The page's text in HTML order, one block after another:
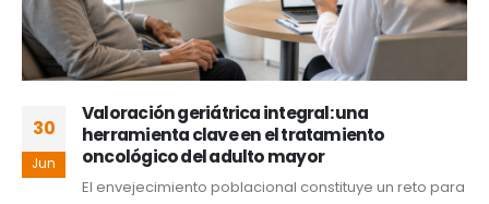
30
Jun
Valoración geriátrica integral: una
herramienta clave en el tratamiento
oncológico del adulto mayor
El envejecimiento poblacional constituye un reto para